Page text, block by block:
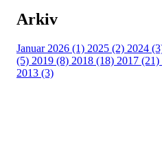
Arkiv
Januar 2026 (1) 2025 (2) 2024
(5) 2019 (8) 2018 (18) 2017 (21)
2013 (3)